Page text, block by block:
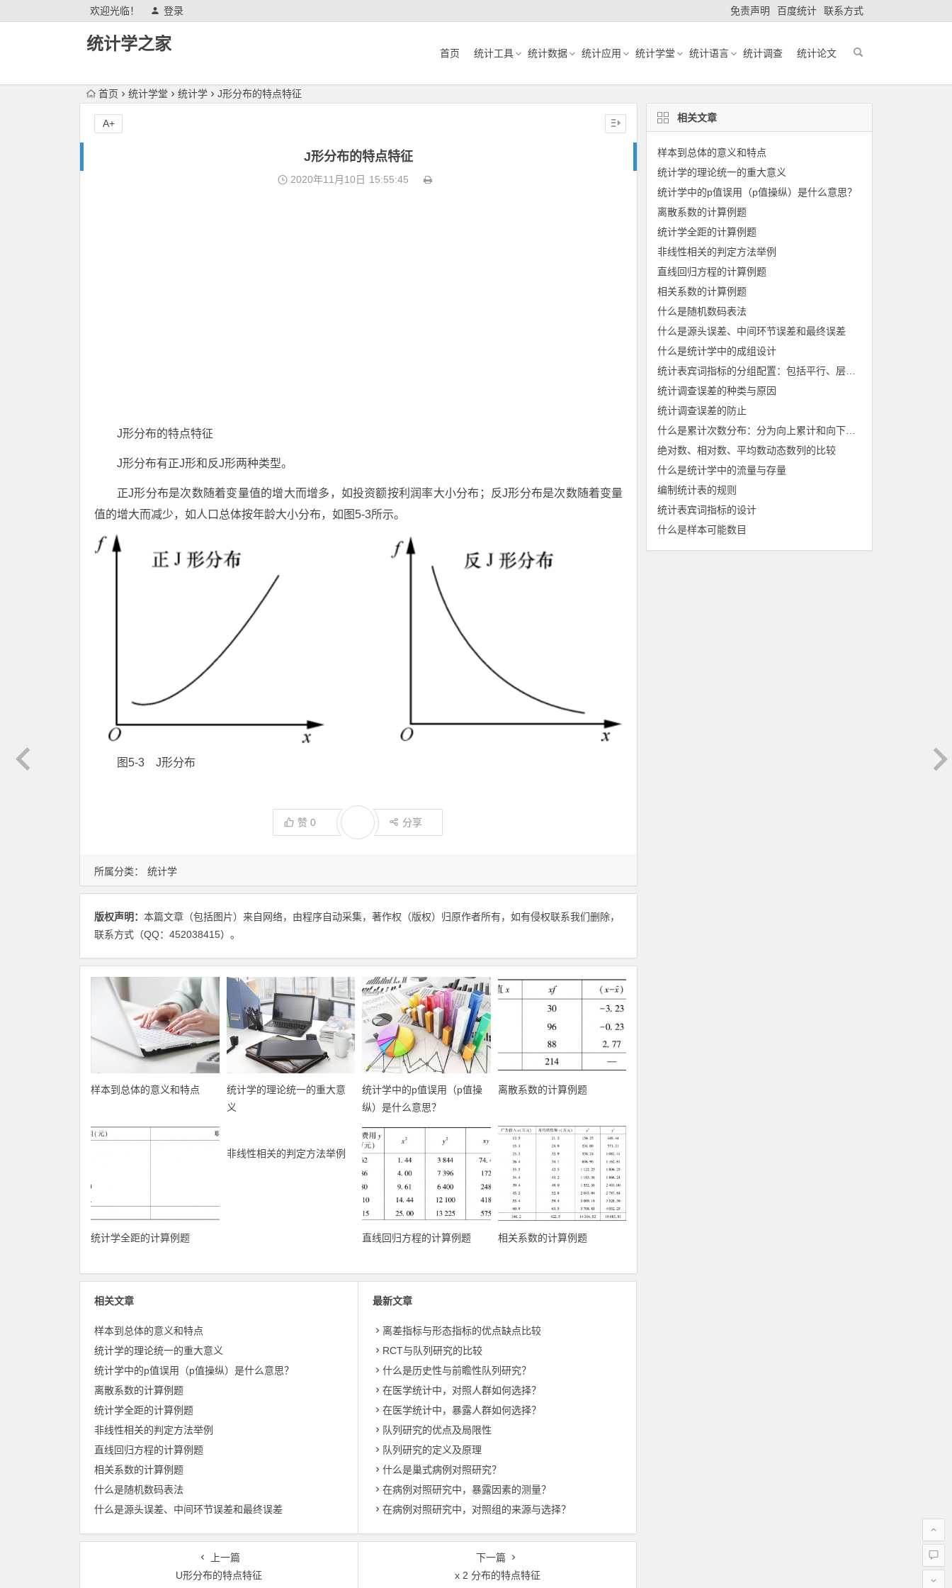
欢迎光临！ 登录 免责声明 百度统计 联系方式
统计学之家 首页 统计工具 统计数据 统计应用 统计学堂 统计语言 统计调查 统计论文
首页 统计学堂 统计学 J形分布的特点特征
J形分布的特点特征
2020年11月10日 15:55:45
J形分布的特点特征
J形分布有正J形和反J形两种类型。
正J形分布是次数随着变量值的增大而增多，如投资额按利润率大小分布；反J形分布是次数随着变量
值的增大而减少，如人口总体按年龄大小分布，如图5-3所示。
图5-3 J形分布
赞 0 分享
A+
所属分类： 统计学
版权声明： 本篇文章（包括图片）来自网络，由程序自动采集，著作权（版权）归原作者所有，如有侵权联系我们删除，
联系方式（QQ：452038415）。
样本到总体的意义和特点
统计学的理论统一的重大意
义
统计学中的p值误用（p值操
纵）是什么意思？
离散系数的计算例题
统计学全距的计算例题
非线性相关的判定方法举例
直线回归方程的计算例题 相关系数的计算例题
相关文章
样本到总体的意义和特点
统计学的理论统一的重大意义
统计学中的p值误用（p值操纵）是什么意思？
离散系数的计算例题
统计学全距的计算例题
非线性相关的判定方法举例
直线回归方程的计算例题
相关系数的计算例题
什么是随机数码表法
什么是源头误差、中间环节误差和最终误差
最新文章
离差指标与形态指标的优点缺点比较
RCT与队列研究的比较
什么是历史性与前瞻性队列研究？
在医学统计中，对照人群如何选择？
在医学统计中，暴露人群如何选择？
队列研究的优点及局限性
队列研究的定义及原理
什么是巢式病例对照研究？
在病例对照研究中，暴露因素的测量？
在病例对照研究中，对照组的来源与选择？
上一篇
U形分布的特点特征
下一篇
x 2 分布的特点特征
相关文章
样本到总体的意义和特点
统计学的理论统一的重大意义
统计学中的p值误用（p值操纵）是什么意思？
离散系数的计算例题
统计学全距的计算例题
非线性相关的判定方法举例
直线回归方程的计算例题
相关系数的计算例题
什么是随机数码表法
什么是源头误差、中间环节误差和最终误差
什么是统计学中的成组设计
统计表宾词指标的分组配置：包括平行、层叠配置
统计调查误差的种类与原因
统计调查误差的防止
什么是累计次数分布：分为向上累计和向下累计
绝对数、相对数、平均数动态数列的比较
什么是统计学中的流量与存量
编制统计表的规则
统计表宾词指标的设计
什么是样本可能数目